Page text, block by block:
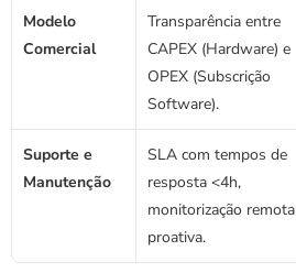
Modelo
Comercial
Transparência entre
CAPEX (Hardware) e
OPEX (Subscrição
Software).
Suporte e
Manutenção
SLA com tempos de
resposta <4h,
monitorização remota
proativa.